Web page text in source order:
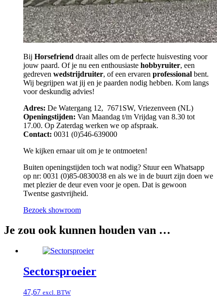
Bij Horsefriend draait alles om de perfecte huisvesting voor
jouw paard. Of je nu een enthousiaste hobbyruiter, een
gedreven wedstrijdruiter, of een ervaren professional bent.
Wij begrijpen wat jij en je paarden nodig hebben. Kom langs
voor deskundig advies!
Adres: De Watergang 12, 7671SW, Vriezenveen (NL)
Openingstijden: Van Maandag t/m Vrijdag van 8.30 tot
17.00. Op Zaterdag werken we op afspraak.
Contact: 0031 (0)546-639000
We kijken ernaar uit om je te ontmoeten!
Buiten openingstijden toch wat nodig? Stuur een Whatsapp
op nr: 0031 (0)85-0830038 en als we in de buurt zijn doen we
met plezier de deur even voor je open. Dat is gewoon
Twentse gastvrijheid.
Bezoek showroom
Je zou ook kunnen houden van …
Sectorsproeier
47,67 excl. BTW